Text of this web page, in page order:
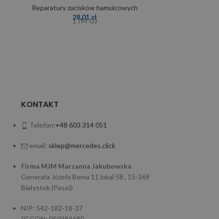
Reparatury zacisków hamulcowych
28,01zł
1TM-03
KONTAKT
Telefon:+48 603 314 051
email: sklep@mercedes.click
Firma MJM Marzanna Jakubowska
Generała Józefa Bema 11 lokal 58 , 15-369
Białystok (Pasaż)
NIP: 542-182-18-37